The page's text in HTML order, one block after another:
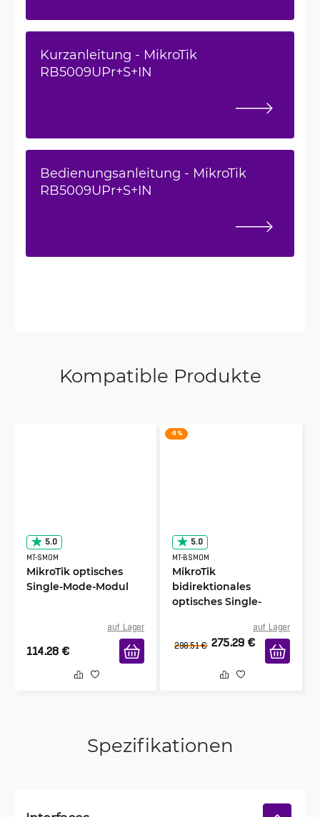
Kurzanleitung - MikroTik
RB5009UPr+S+IN
Bedienungsanleitung - MikroTik
RB5009UPr+S+IN
Kompatible Produkte
5.0
MT-SMOM
MikroTik optisches
Single-Mode-Modul
auf Lager
114.28 €
-8 %
5.0
MT-BSMOM
MikroTik
bidirektionales
optisches Single-
auf Lager
298.51 € 275.29 €
Spezifikationen